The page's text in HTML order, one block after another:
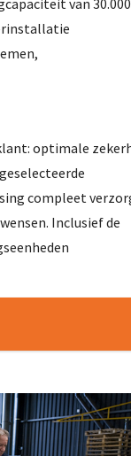
van
optimale
geselecteerde
compleet
Inclusief de